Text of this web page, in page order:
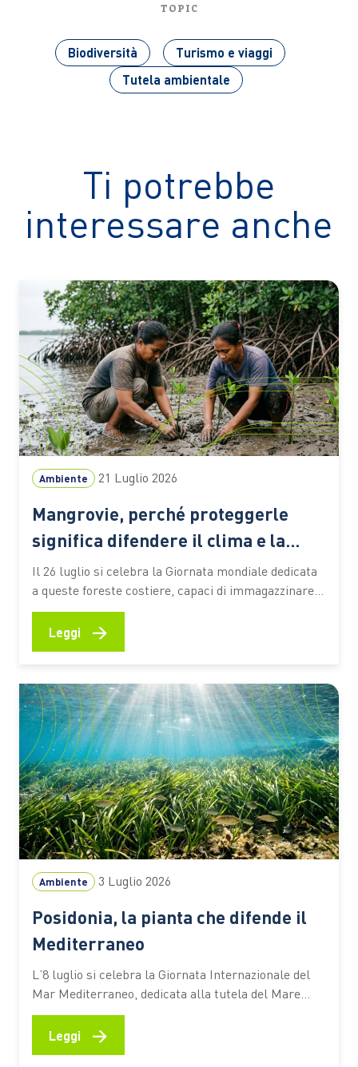
TOPIC
Biodiversità
Turismo e viaggi
Tutela ambientale
Ti potrebbe
interessare anche
Ambiente 21 Luglio 2026
Mangrovie, perché proteggerle
significa difendere il clima e la
biodiversità
Il 26 luglio si celebra la Giornata mondiale dedicata
a queste foreste costiere, capaci di immagazzinare
CO2, attenuare gli effetti degli eventi estremi e
sostenere la vita e le economie di milioni di persone
territori…
Leggi →
Ambiente 3 Luglio 2026
Posidonia, la pianta che difende il
Mediterraneo
L’8 luglio si celebra la Giornata Internazionale del
Mar Mediterraneo, dedicata alla tutela del Mare
Nostrum e dei suoi ecosistemi. Tra questi c’è la
Posidonia oceanica, una pianta marina che
Leggi →